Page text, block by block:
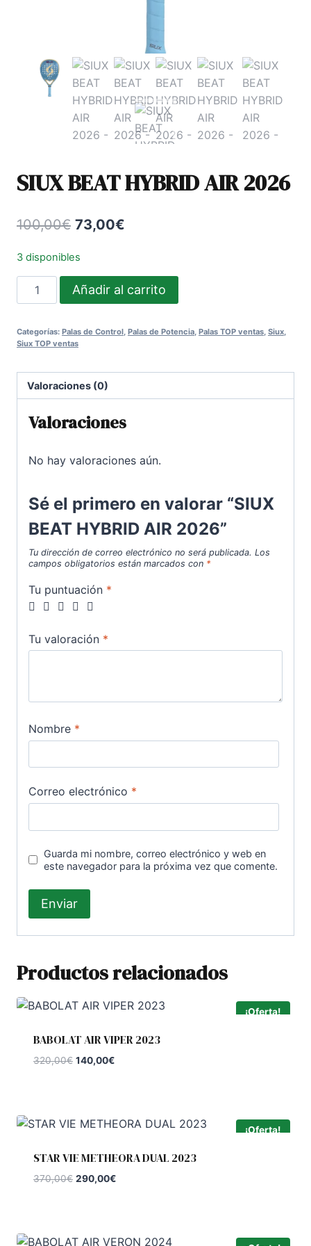
SIUX BEAT HYBRID AIR 2026
100,00€ El
era:
73,00€
es:
3 disponibles
SIUX
BEAT
AIR
cantidad
Añadir al carrito
Categorías: Palas de Control, Palas de Potencia, Palas TOP ventas, Siux,
Siux TOP ventas
Valoraciones (0)
Valoraciones
No hay valoraciones aún.
Sé el primero en valorar “SIUX
BEAT HYBRID AIR 2026”
Tu dirección de correo electrónico no será publicada. Los
campos obligatorios están marcados con *
Tu puntuación *
Tu valoración *
Nombre *
Correo electrónico *
Guarda mi nombre, correo electrónico y web en
este navegador para la próxima vez que comente.
Productos relacionados
¡Oferta!
BABOLAT AIR VIPER 2023
320,00€ El
320,00€.
140,00€El
140,00€.
¡Oferta!
STAR VIE METHEORA DUAL 2023
370,00€ El
370,00€.
290,00€El
290,00€.